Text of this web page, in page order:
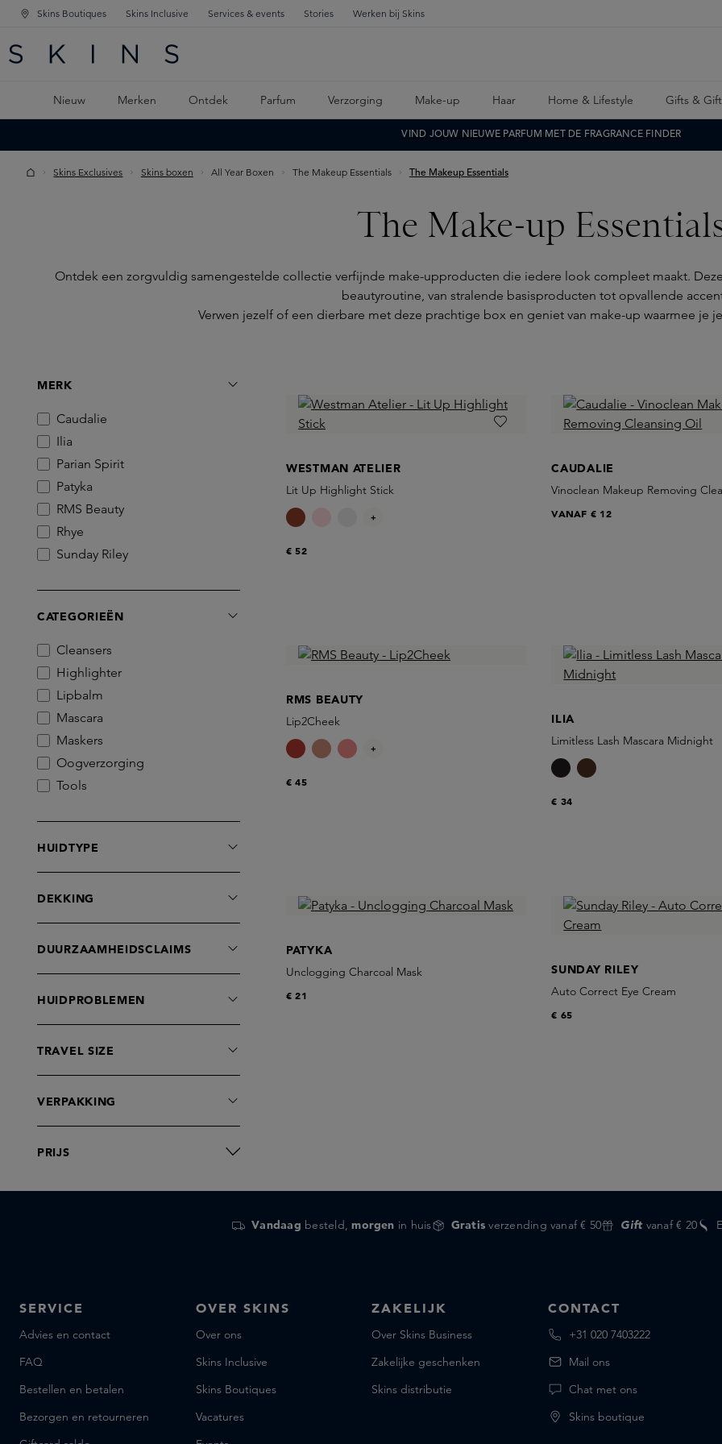
NAVIGATIE
DE HOOFDINHOUD
Skins Boutiques Skins Inclusive Services & events Stories Werken bij Skins
Nieuw Merken Ontdek Parfum Verzorging Make-up Haar Home & Lifestyle Gifts &
VIND JOUW NIEUWE PARFUM MET DE FRAGRANCE FINDER
Skins Exclusives Skins boxen All Year Boxen The Makeup Essentials The Makeup Essentials
The Make-up
Ontdek een zorgvuldig samengestelde collectie verfijnde make-upproducten die iedere look compleet maakt.
beautyroutine, van stralende basisproducten tot opvallende
Verwen jezelf of een dierbare met deze prachtige box en geniet van make-up waarmee je
MERK
Caudalie
Ilia
Parian Spirit
Patyka
RMS Beauty
Rhye
Sunday Riley
CATEGORIEËN
Cleansers
Highlighter
Lipbalm
Mascara
Maskers
Oogverzorging
Tools
HUIDTYPE
DEKKING
DUURZAAMHEIDSCLAIMS
HUIDPROBLEMEN
TRAVEL SIZE
VERPAKKING
PRIJS
WESTMAN ATELIER
Lit Up Highlight Stick
€ 52
+
CAUDALIE
Vinoclean Makeup Removing
VANAF € 12
RMS BEAUTY
Lip2Cheek
€ 45
+
ILIA
Limitless Lash Mascara Midnight
€ 34
PATYKA
Unclogging Charcoal Mask
€ 21
SUNDAY RILEY
Auto Correct Eye Cream
€ 65
Vandaag besteld,morgen in huis Gratis verzending vanaf € 50 Giftvanaf € 20
SERVICE
Advies en contact
FAQ
Bestellen en betalen
Bezorgen en retourneren
OVER SKINS
Over ons
Skins Inclusive
Skins Boutiques
Vacatures
ZAKELIJK
Over Skins Business
Zakelijke geschenken
Skins distributie
CONTACT
+31 020 7403222
Mail ons
Chat met ons
Skins boutique